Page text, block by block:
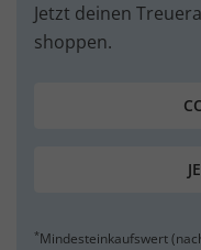
Jetzt deinen
shoppen.
*Mindesteinkaufswert